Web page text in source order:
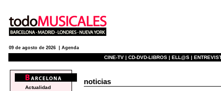
09 de agosto de 2026 | Agenda
CINE-TV | CD-DVD-LIBROS | ELL@S |
noticias
Actualidad